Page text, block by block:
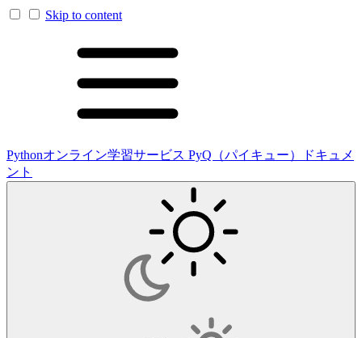
Skip to content
Pythonオンライン学習サービス PyQ（パイキュー）ドキュメ
ント